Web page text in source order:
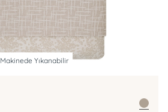
Makinede Yıkanabilir